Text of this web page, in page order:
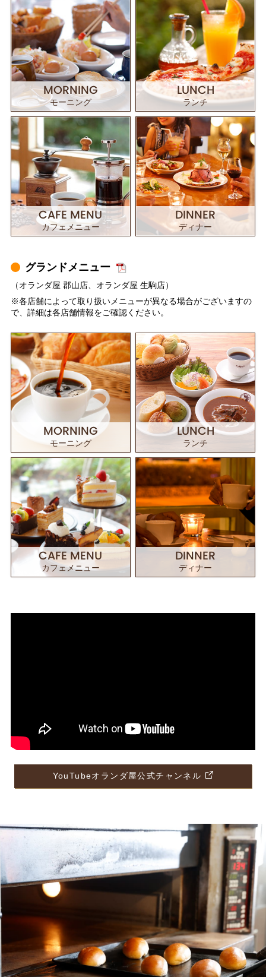
MORNING
モーニング
LUNCH
ランチ
CAFE MENU
カフェメニュー
DINNER
ディナー
グランドメニュー
（オランダ屋 郡山店、オランダ屋 生駒店）
※各店舗によって取り扱いメニューが異なる場合がございますの
で、詳細は各店舗情報をご確認ください。
MORNING
モーニング
LUNCH
ランチ
CAFE MENU
カフェメニュー
DINNER
ディナー
YouTubeオランダ屋公式チャンネル